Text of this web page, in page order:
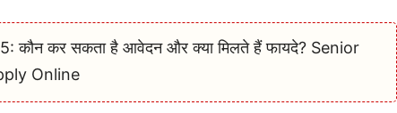
कौन कर सकता है आवेदन और क्या मिलते हैं फायदे? Senior
Online